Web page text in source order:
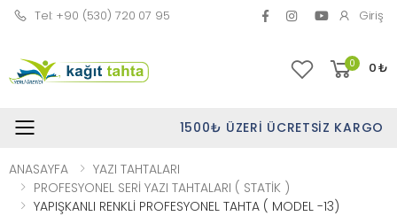
Tel: +90 (530) 720 07 95 Giriş
0 0₺
Toggle mobile menu1500₺ ÜZERI ÜCRETSIZ KARGO
ANASAYFA
YAZI TAHTALARI
PROFESYONEL SERİ YAZI TAHTALARI ( STATİK )
YAPIŞKANLI RENKLİ PROFESYONEL TAHTA ( MODEL -13)